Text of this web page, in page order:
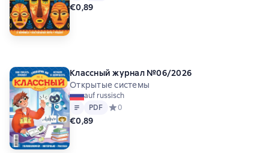
€0,89
Классный журнал №06/2026
Открытые системы
auf russisch
Text
PDF
PDF Средний рейтинг 0 на основе 0 оценок
0
€0,89